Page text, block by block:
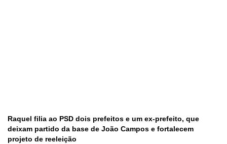
Raquel filia ao PSD dois prefeitos e um ex-prefeito, que
deixam partido da base de João Campos e fortalecem
projeto de reeleição